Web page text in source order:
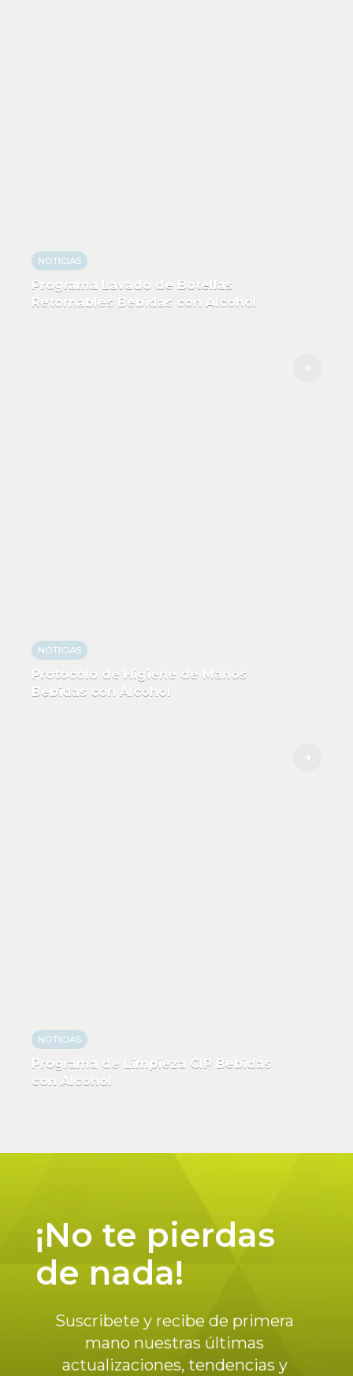
NOTICIAS
Programa Lavado de Botellas
Retornables Bebidas con Alcohol
NOTICIAS
Protocolo de Higiene de Manos
Bebidas con Alcohol
NOTICIAS
Programa de Limpieza CIP Bebidas
con Alcohol
¡No te pierdas
de nada!
Suscribete y recibe de primera
mano nuestras últimas
actualizaciones, tendencias y